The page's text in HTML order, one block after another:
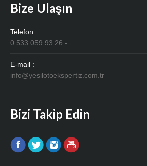
Bize Ulaşın
Telefon :
0 533 059 93 26 -
E-mail :
info@yesilotoekspertiz.com.tr
Bizi Takip Edin